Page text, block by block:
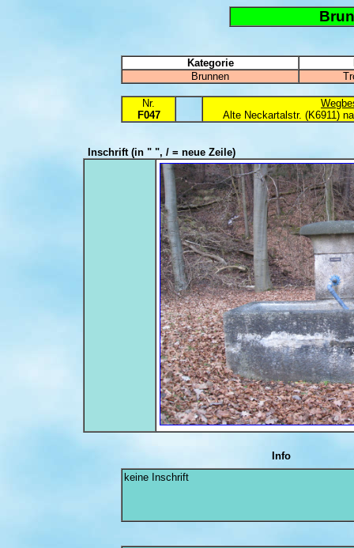
Kategorie
Brunnen
Nr.
F047
Alte Neckartalstr. (K6911)
Inschrift(in " ", / = neue Zeile)
Info
keine Inschrift